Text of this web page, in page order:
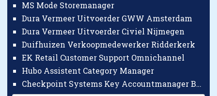
MS Mode Storemanager
Dura Vermeer Uitvoerder GWW Amsterdam
Dura Vermeer Uitvoerder Civiel Nijmegen
Duifhuizen Verkoopmedewerker Ridderkerk
EK Retail Customer Support Omnichannel
Hubo Assistent Category Manager
Checkpoint Systems Key Accountmanager Benelux